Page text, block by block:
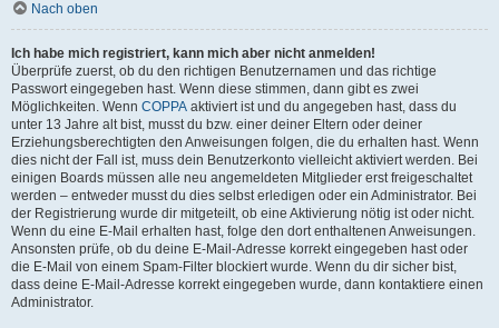
Nach oben
Ich habe mich registriert, kann mich aber nicht anmelden!
Überprüfe zuerst, ob du den richtigen Benutzernamen und das richtige
Passwort eingegeben hast. Wenn diese stimmen, dann gibt es zwei
Möglichkeiten. Wenn COPPA aktiviert ist und du angegeben hast, dass du
unter 13 Jahre alt bist, musst du bzw. einer deiner Eltern oder deiner
Erziehungsberechtigten den Anweisungen folgen, die du erhalten hast. Wenn
dies nicht der Fall ist, muss dein Benutzerkonto vielleicht aktiviert werden. Bei
einigen Boards müssen alle neu angemeldeten Mitglieder erst freigeschaltet
werden – entweder musst du dies selbst erledigen oder ein Administrator. Bei
der Registrierung wurde dir mitgeteilt, ob eine Aktivierung nötig ist oder nicht.
Wenn du eine E-Mail erhalten hast, folge den dort enthaltenen Anweisungen.
Ansonsten prüfe, ob du deine E-Mail-Adresse korrekt eingegeben hast oder
die E-Mail von einem Spam-Filter blockiert wurde. Wenn du dir sicher bist,
dass deine E-Mail-Adresse korrekt eingegeben wurde, dann kontaktiere einen
Administrator.